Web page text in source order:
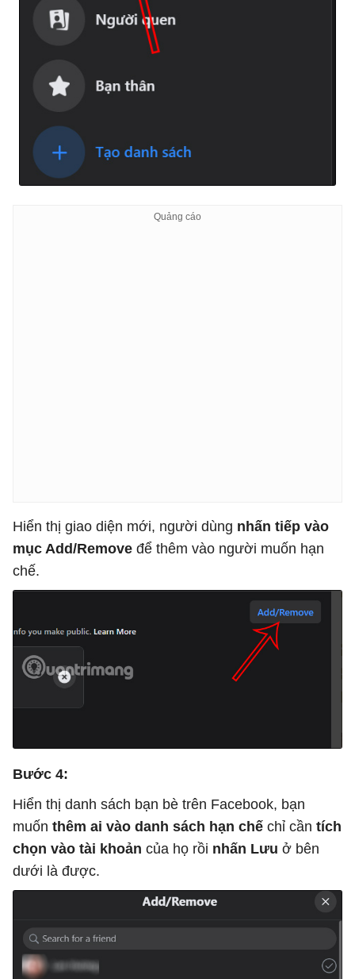
Hiển thị giao diện mới, người dùng nhấn tiếp vào
mục Add/Remove để thêm vào người muốn hạn
chế.
Bước 4:
Hiển thị danh sách bạn bè trên Facebook, bạn
muốn thêm ai vào danh sách hạn chế chỉ cần tích
chọn vào tài khoản của họ rồi nhấn Lưu ở bên
dưới là được.